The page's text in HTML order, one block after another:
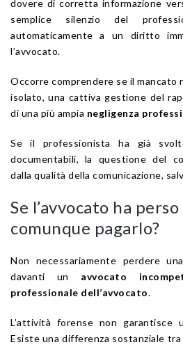
dovere di corretta informazione
semplice silenzio del
automaticamente a un diritto
l’avvocato.
Occorre comprendere se il mancato
isolato, una cattiva gestione del
di una più ampia negligenza
Se il professionista ha già
documentabili, la questione del
dalla qualità della comunicazione,
Se l’avvocato ha
comunque pagarlo?
Non necessariamente perdere
davanti un avvocato
professionale dell’avvocato.
L’attività forense non garantisce
Esiste una differenza sostanziale